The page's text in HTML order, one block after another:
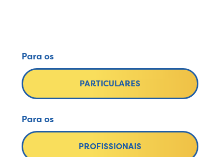
Para os
PARTICULARES
Para os
PROFISSIONAIS